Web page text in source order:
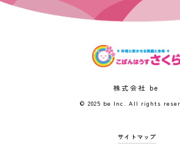
株式会社 be
© 2025 be Inc. All rights
サイトマップ